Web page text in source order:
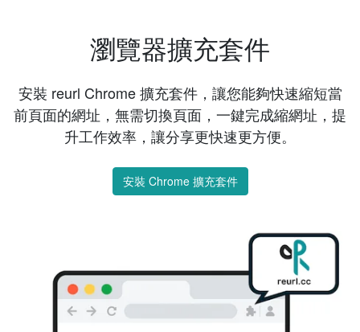
瀏覽器擴充套件
安裝 reurl Chrome 擴充套件，讓您能夠快速縮短當
前頁面的網址，無需切換頁面，一鍵完成縮網址，提
升工作效率，讓分享更快速更方便。
安裝 Chrome 擴充套件